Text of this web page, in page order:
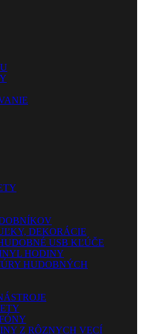
DEKORÁCIE
USB KĽÚČE
HODINY
HUDOBNÝCH
Z RÔZNYCH VECÍ